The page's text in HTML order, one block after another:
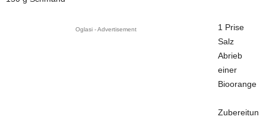
Oglasi - Advertisement
1 Prise
Salz
Abrieb
einer
Bioorange
Zubereitun